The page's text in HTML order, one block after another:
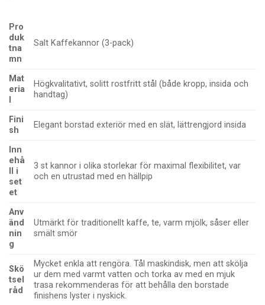
Pro
duk
tna
mn
Salt Kaffekannor (3-pack)
Mat
eria
Högkvalitativt, solitt rostfritt stål (både kropp, insida och
handtag)
Fini
sh
Elegant borstad exteriör med en slät, lättrengjord insida
Inn
ehå
ll i
set
et
3 st kannor i olika storlekar för maximal flexibilitet, var
och en utrustad med en hällpip
Anv
änd
nin
g
Utmärkt för traditionellt kaffe, te, varm mjölk, såser eller
smält smör
Skö
tsel
råd
Mycket enkla att rengöra. Tål maskindisk, men att skölja
ur dem med varmt vatten och torka av med en mjuk
trasa rekommenderas för att behålla den borstade
finishens lyster i nyskick.